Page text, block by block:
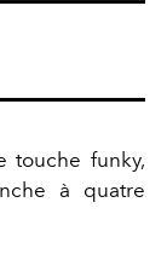
touche funky,
à quatre